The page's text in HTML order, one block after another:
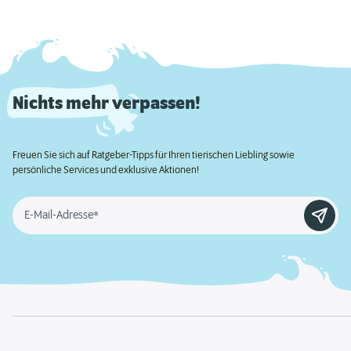
Nichts mehr verpassen!
Freuen Sie sich auf Ratgeber-Tipps für Ihren tierischen Liebling sowie
persönliche Services und exklusive Aktionen!
E-Mail-Adresse*